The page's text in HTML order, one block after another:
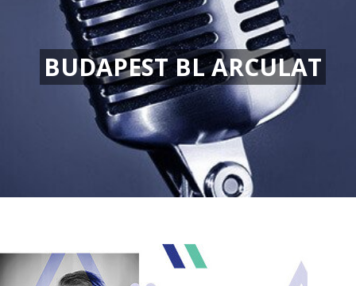
BUDAPEST BL ARCULAT